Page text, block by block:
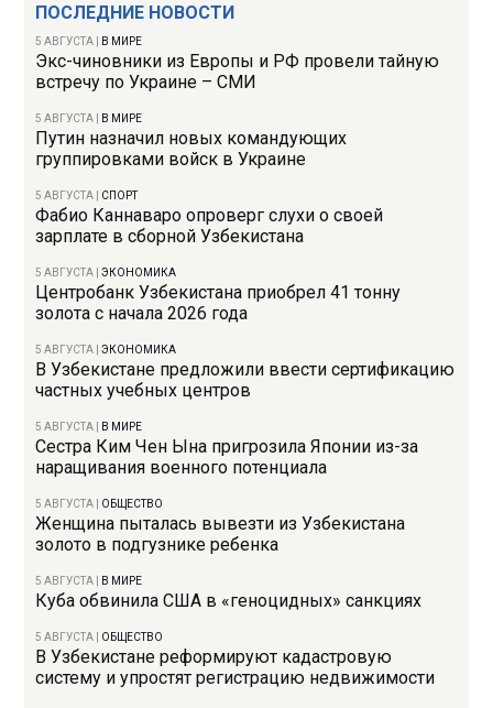
ПОСЛЕДНИЕ НОВОСТИ
5 АВГУСТА В МИРЕ
Экс-чиновники из Европы и РФ провели тайную
встречу по Украине – СМИ
5 АВГУСТА В МИРЕ
Путин назначил новых командующих
группировками войск в Украине
5 АВГУСТА СПОРТ
Фабио Каннаваро опроверг слухи о своей
зарплате в сборной Узбекистана
5 АВГУСТА |ЭКОНОМИКА
Центробанк Узбекистана приобрел 41 тонну
золота с начала 2026 года
5 АВГУСТА |ЭКОНОМИКА
В Узбекистане предложили ввести сертификацию
частных учебных центров
5 АВГУСТА В МИРЕ
Сестра Ким Чен Ына пригрозила Японии из-за
наращивания военного потенциала
5 АВГУСТА ОБЩЕСТВО
Женщина пыталась вывезти из Узбекистана
золото в подгузнике ребенка
5 АВГУСТА В МИРЕ
Куба обвинила США в «геноцидных» санкциях
5 АВГУСТА ОБЩЕСТВО
В Узбекистане реформируют кадастровую
систему и упростят регистрацию недвижимости